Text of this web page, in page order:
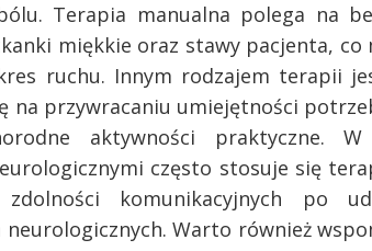
Terapia manualna polega na
miękkie oraz stawy pacjenta, co
ruchu. Innym rodzajem terapii
na przywracaniu umiejętności
aktywności praktyczne.
często stosuje się
zdolności komunikacyjnych po
neurologicznych. Warto również